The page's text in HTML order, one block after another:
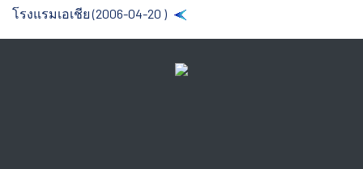
โรงแรมเอเชีย (2006-04-20 )